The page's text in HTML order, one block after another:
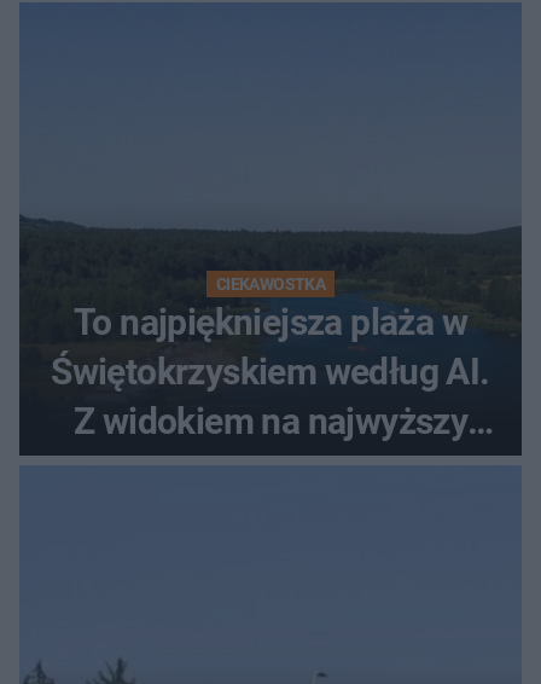
CIEKAWOSTKA
To najpiękniejsza plaża w
Świętokrzyskiem według AI.
Z widokiem na najwyższy
szczyt Gór Świętokrzyskich